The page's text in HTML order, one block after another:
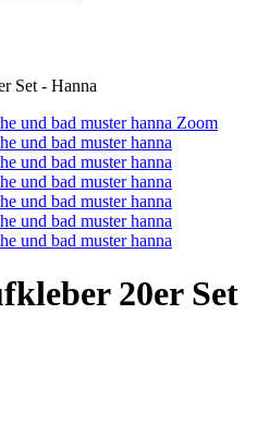
Set - Hanna
Zoom
20er Set